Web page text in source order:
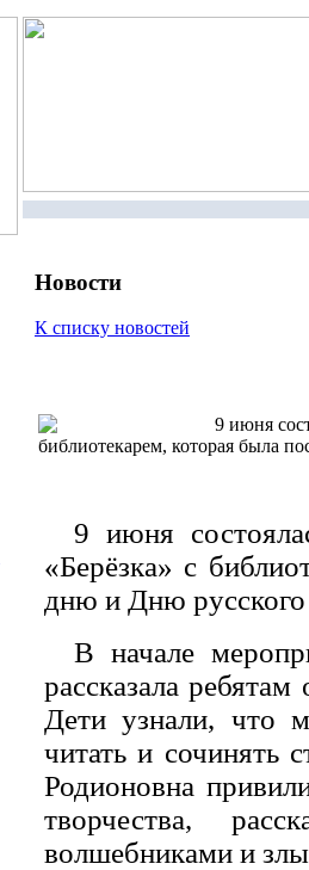
Новости
К списку новостей
9 июня
библиотекарем, которая была
9 июня
«Берёзка» с
дню и Дню
В начале
рассказала
Дети узнали, что
читать и сочинять
Родионовна
творчества,
волшебниками и